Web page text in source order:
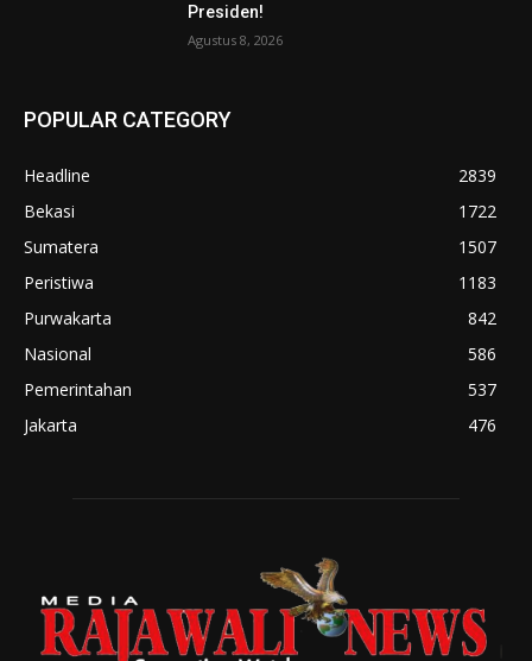
Presiden!
Agustus 8, 2026
POPULAR CATEGORY
Headline
2839
Bekasi
1722
Sumatera
1507
Peristiwa
1183
Purwakarta
842
Nasional
586
Pemerintahan
537
Jakarta
476